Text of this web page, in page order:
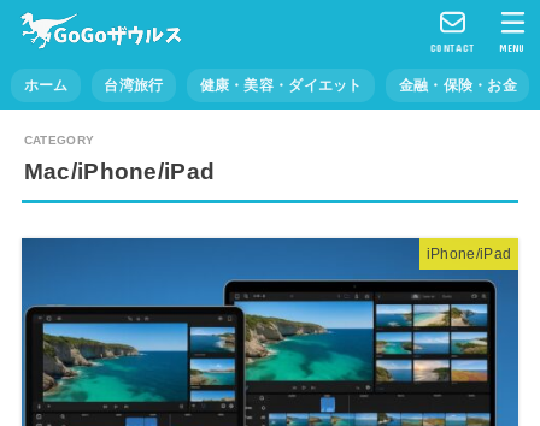
ホーム 台湾旅行 健康・美容・ダイエット 金融・保険・お金
CONTACT MENU
Mac/iPhone/iPad
iPhone/iPad